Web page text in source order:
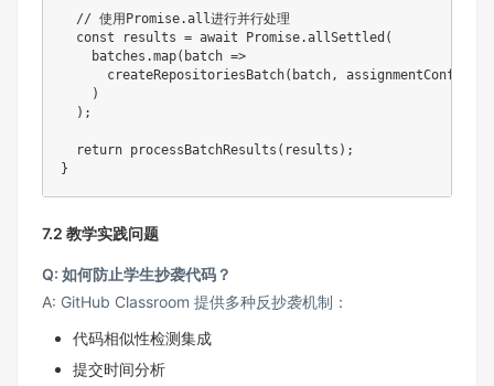
// 使用Promise.all进行并行处理
const results = await Promise.allSettled (
    batches
.map( batch =>
createRepositoriesBatch( batch, assignmentConfig
)
) ;
return processBatchResults ( results ) ;
}
7.2 教学实践问题
​Q: 如何防止学生抄袭代码？​
A: GitHub Classroom 提供多种反抄袭机制：
代码相似性检测集成
提交时间分析